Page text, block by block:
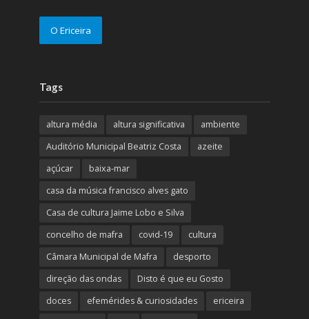
O Ericeira
Tags
altura média altura significativa
ambiente
Auditório Municipal Beatriz Costa
azeite
açúcar
baixa-mar
casa da música francisco alves gato
Casa de cultura Jaime Lobo e Silva
concelho de mafra
covid-19
cultura
Câmara Municipal de Mafra
desporto
direção das ondas
Disto é que eu Gosto
doces
efemérides & curiosidades
ericeira